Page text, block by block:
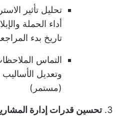
تحليل تأثير
أداء الحملة
تاريخ بدء
التماس
وتعديل
(مستمر)
تحسين قدرات إدارة